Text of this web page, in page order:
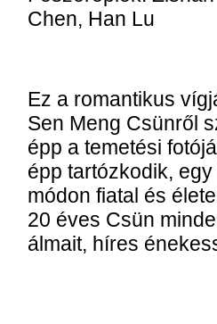
Chen, Han Lu
Ez a romantikus
Sen Meng Csünről
épp a temetési
épp tartózkodik,
módon fiatal és
20 éves Csün
álmait, híres